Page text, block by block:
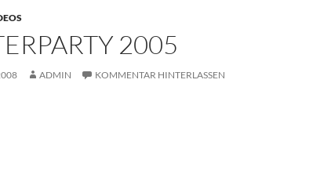
2005
ADMIN KOMMENTAR HINTERLASSEN